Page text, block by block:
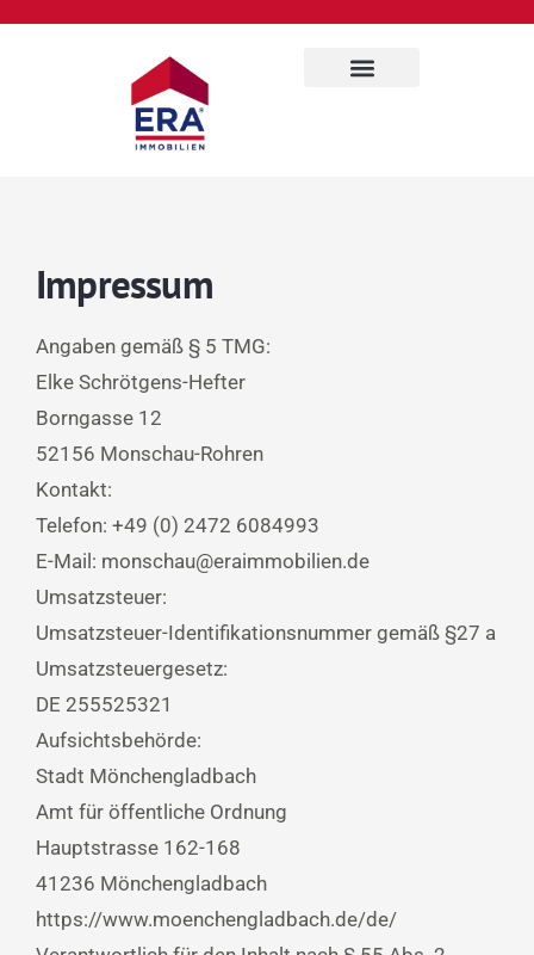
Impressum
Angaben gemäß § 5 TMG:
Elke Schrötgens-Hefter
Borngasse 12
52156 Monschau-Rohren
Kontakt:
Telefon: +49 (0) 2472 6084993
E-Mail: monschau@eraimmobilien.de
Umsatzsteuer:
Umsatzsteuer-Identifikationsnummer gemäß §27 a
Umsatzsteuergesetz:
DE 255525321
Aufsichtsbehörde:
Stadt Mönchengladbach
Amt für öffentliche Ordnung
Hauptstrasse 162-168
41236 Mönchengladbach
https://www.moenchengladbach.de/de/